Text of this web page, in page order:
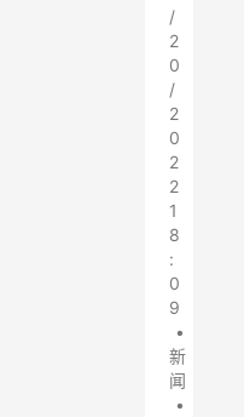
/
2
0
/
2
0
2
2
1
8
:
0
9
•
新
闻
•